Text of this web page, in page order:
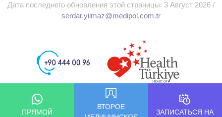
Дата последнего обновления этой страницы: 3 Август 2026 /
serdar.yilmaz@medipol.com.tr
ПРЯМОЙ
ВТОРОЕ
ЗАПИСАТЬСЯ НА